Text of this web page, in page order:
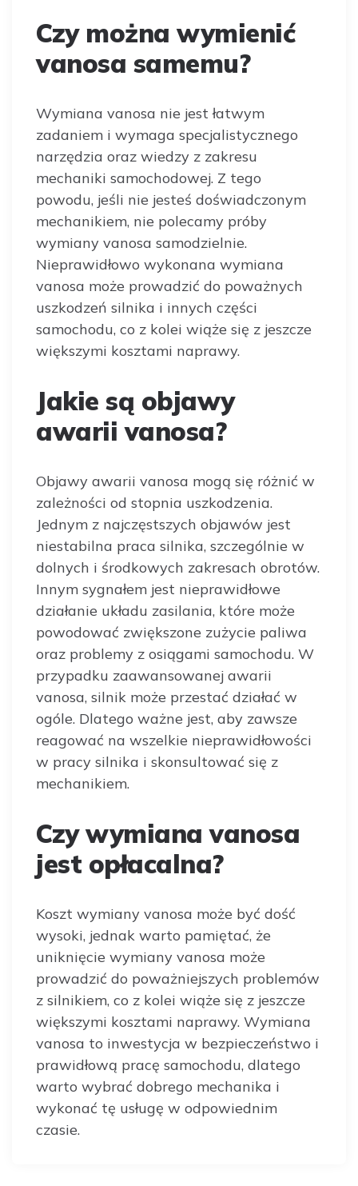
Czy można wymienić
vanosa samemu?
Wymiana vanosa nie jest łatwym
zadaniem i wymaga specjalistycznego
narzędzia oraz wiedzy z zakresu
mechaniki samochodowej. Z tego
powodu, jeśli nie jesteś doświadczonym
mechanikiem, nie polecamy próby
wymiany vanosa samodzielnie.
Nieprawidłowo wykonana wymiana
vanosa może prowadzić do poważnych
uszkodzeń silnika i innych części
samochodu, co z kolei wiąże się z jeszcze
większymi kosztami naprawy.
Jakie są objawy
awarii vanosa?
Objawy awarii vanosa mogą się różnić w
zależności od stopnia uszkodzenia.
Jednym z najczęstszych objawów jest
niestabilna praca silnika, szczególnie w
dolnych i środkowych zakresach obrotów.
Innym sygnałem jest nieprawidłowe
działanie układu zasilania, które może
powodować zwiększone zużycie paliwa
oraz problemy z osiągami samochodu. W
przypadku zaawansowanej awarii
vanosa, silnik może przestać działać w
ogóle. Dlatego ważne jest, aby zawsze
reagować na wszelkie nieprawidłowości
w pracy silnika i skonsultować się z
mechanikiem.
Czy wymiana vanosa
jest opłacalna?
Koszt wymiany vanosa może być dość
wysoki, jednak warto pamiętać, że
uniknięcie wymiany vanosa może
prowadzić do poważniejszych problemów
z silnikiem, co z kolei wiąże się z jeszcze
większymi kosztami naprawy. Wymiana
vanosa to inwestycja w bezpieczeństwo i
prawidłową pracę samochodu, dlatego
warto wybrać dobrego mechanika i
wykonać tę usługę w odpowiednim
czasie.